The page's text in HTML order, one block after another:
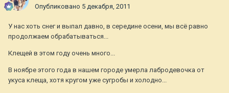
Опубликовано 5 декабря, 2011
У нас хоть снег и выпал давно, в середине осени, мы всё равно
продолжаем обрабатываться...
Клещей в этом году очень много...
В ноябре этого года в нашем городе умерла лабродевочка от
укуса клеща, хотя кругом уже сугробы и холодно...